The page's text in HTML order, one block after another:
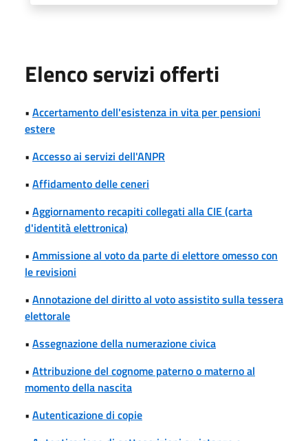
Elenco servizi offerti
• Accertamento dell'esistenza in vita per pensioni
estere
• Accesso ai servizi dell'ANPR
• Affidamento delle ceneri
• Aggiornamento recapiti collegati alla CIE (carta
d'identità elettronica)
• Ammissione al voto da parte di elettore omesso con
le revisioni
• Annotazione del diritto al voto assistito sulla tessera
elettorale
• Assegnazione della numerazione civica
• Attribuzione del cognome paterno o materno al
momento della nascita
• Autenticazione di copie